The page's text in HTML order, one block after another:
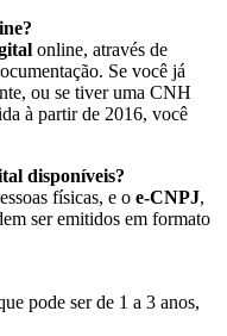
online, através de
Se você já
ou se tiver uma CNH
à partir de 2016, você
disponíveis?
físicas, e o e-CNPJ,
ser emitidos em formato
pode ser de 1 a 3 anos,